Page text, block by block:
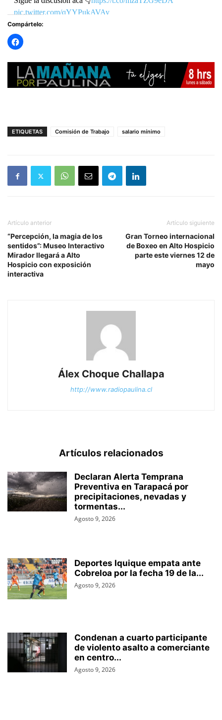
pic.twitter.com/qYYPukAVAy
— Trabajo y Previsión Social (@MintrabChile)
2023
Compártelo:
ETIQUETAS Comisión de Trabajo salario mínimo
Artículo anterior
“Percepción, la magia de los
sentidos”: Museo Interactivo
Mirador llegará a Alto
Hospicio con exposición
interactiva
Artículo siguiente
Gran Torneo internacional
de Boxeo en Alto Hospicio
parte este viernes 12 de
mayo
Álex Choque Challapa
http://www.radiopaulina.cl
Artículos relacionados
Declaran Alerta Temprana
Preventiva en Tarapacá por
precipitaciones, nevadas y
tormentas...
Agosto 9, 2026
Deportes Iquique empata ante
Cobreloa por la fecha 19 de la...
Agosto 9, 2026
Condenan a cuarto participante
de violento asalto a comerciante
en centro...
Agosto 9, 2026